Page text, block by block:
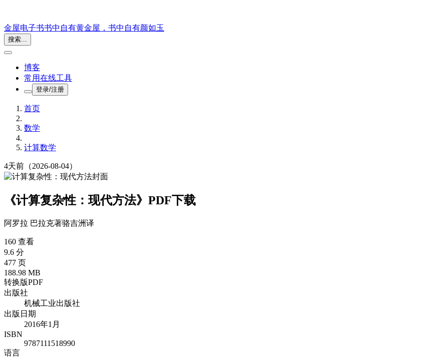
金屋电子书书中自有黄金屋，书中自有颜如玉
搜索...
博客
常用在线工具
登录/注册
首页
数学
计算数学
4天前 （2026-08-04）
《计算复杂性：现代方法》PDF下载
阿罗拉 巴拉克著骆吉洲译
160 查看
9.6 分
477 页
188.98 MB
转换版PDF
出版社
机械工业出版社
出版日期
2016年1月
ISBN
9787111518990
语言